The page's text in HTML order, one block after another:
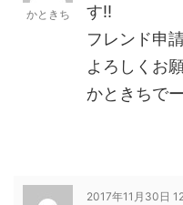
かときち
す‼︎
フレンド申
よろしくお
かときちで
2017年11月30日